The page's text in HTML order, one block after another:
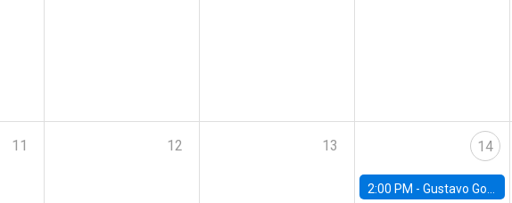
11 12 13 14
2:00 PM - Gustavo González - Banco Central de Chile